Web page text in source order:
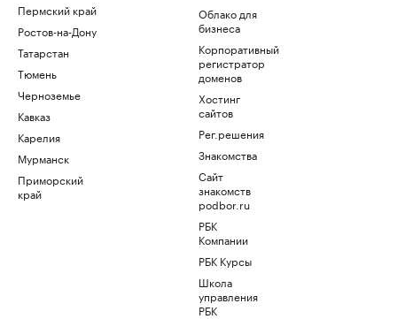
Пермский край
Ростов-на-Дону
Татарстан
Тюмень
Черноземье
Кавказ
Карелия
Мурманск
Приморский
край
Облако для
бизнеса
Корпоративный
регистратор
доменов
Хостинг
сайтов
Рег.решения
Знакомства
Сайт
знакомств
podbor.ru
РБК
Компании
РБК Курсы
Школа
управления
РБК